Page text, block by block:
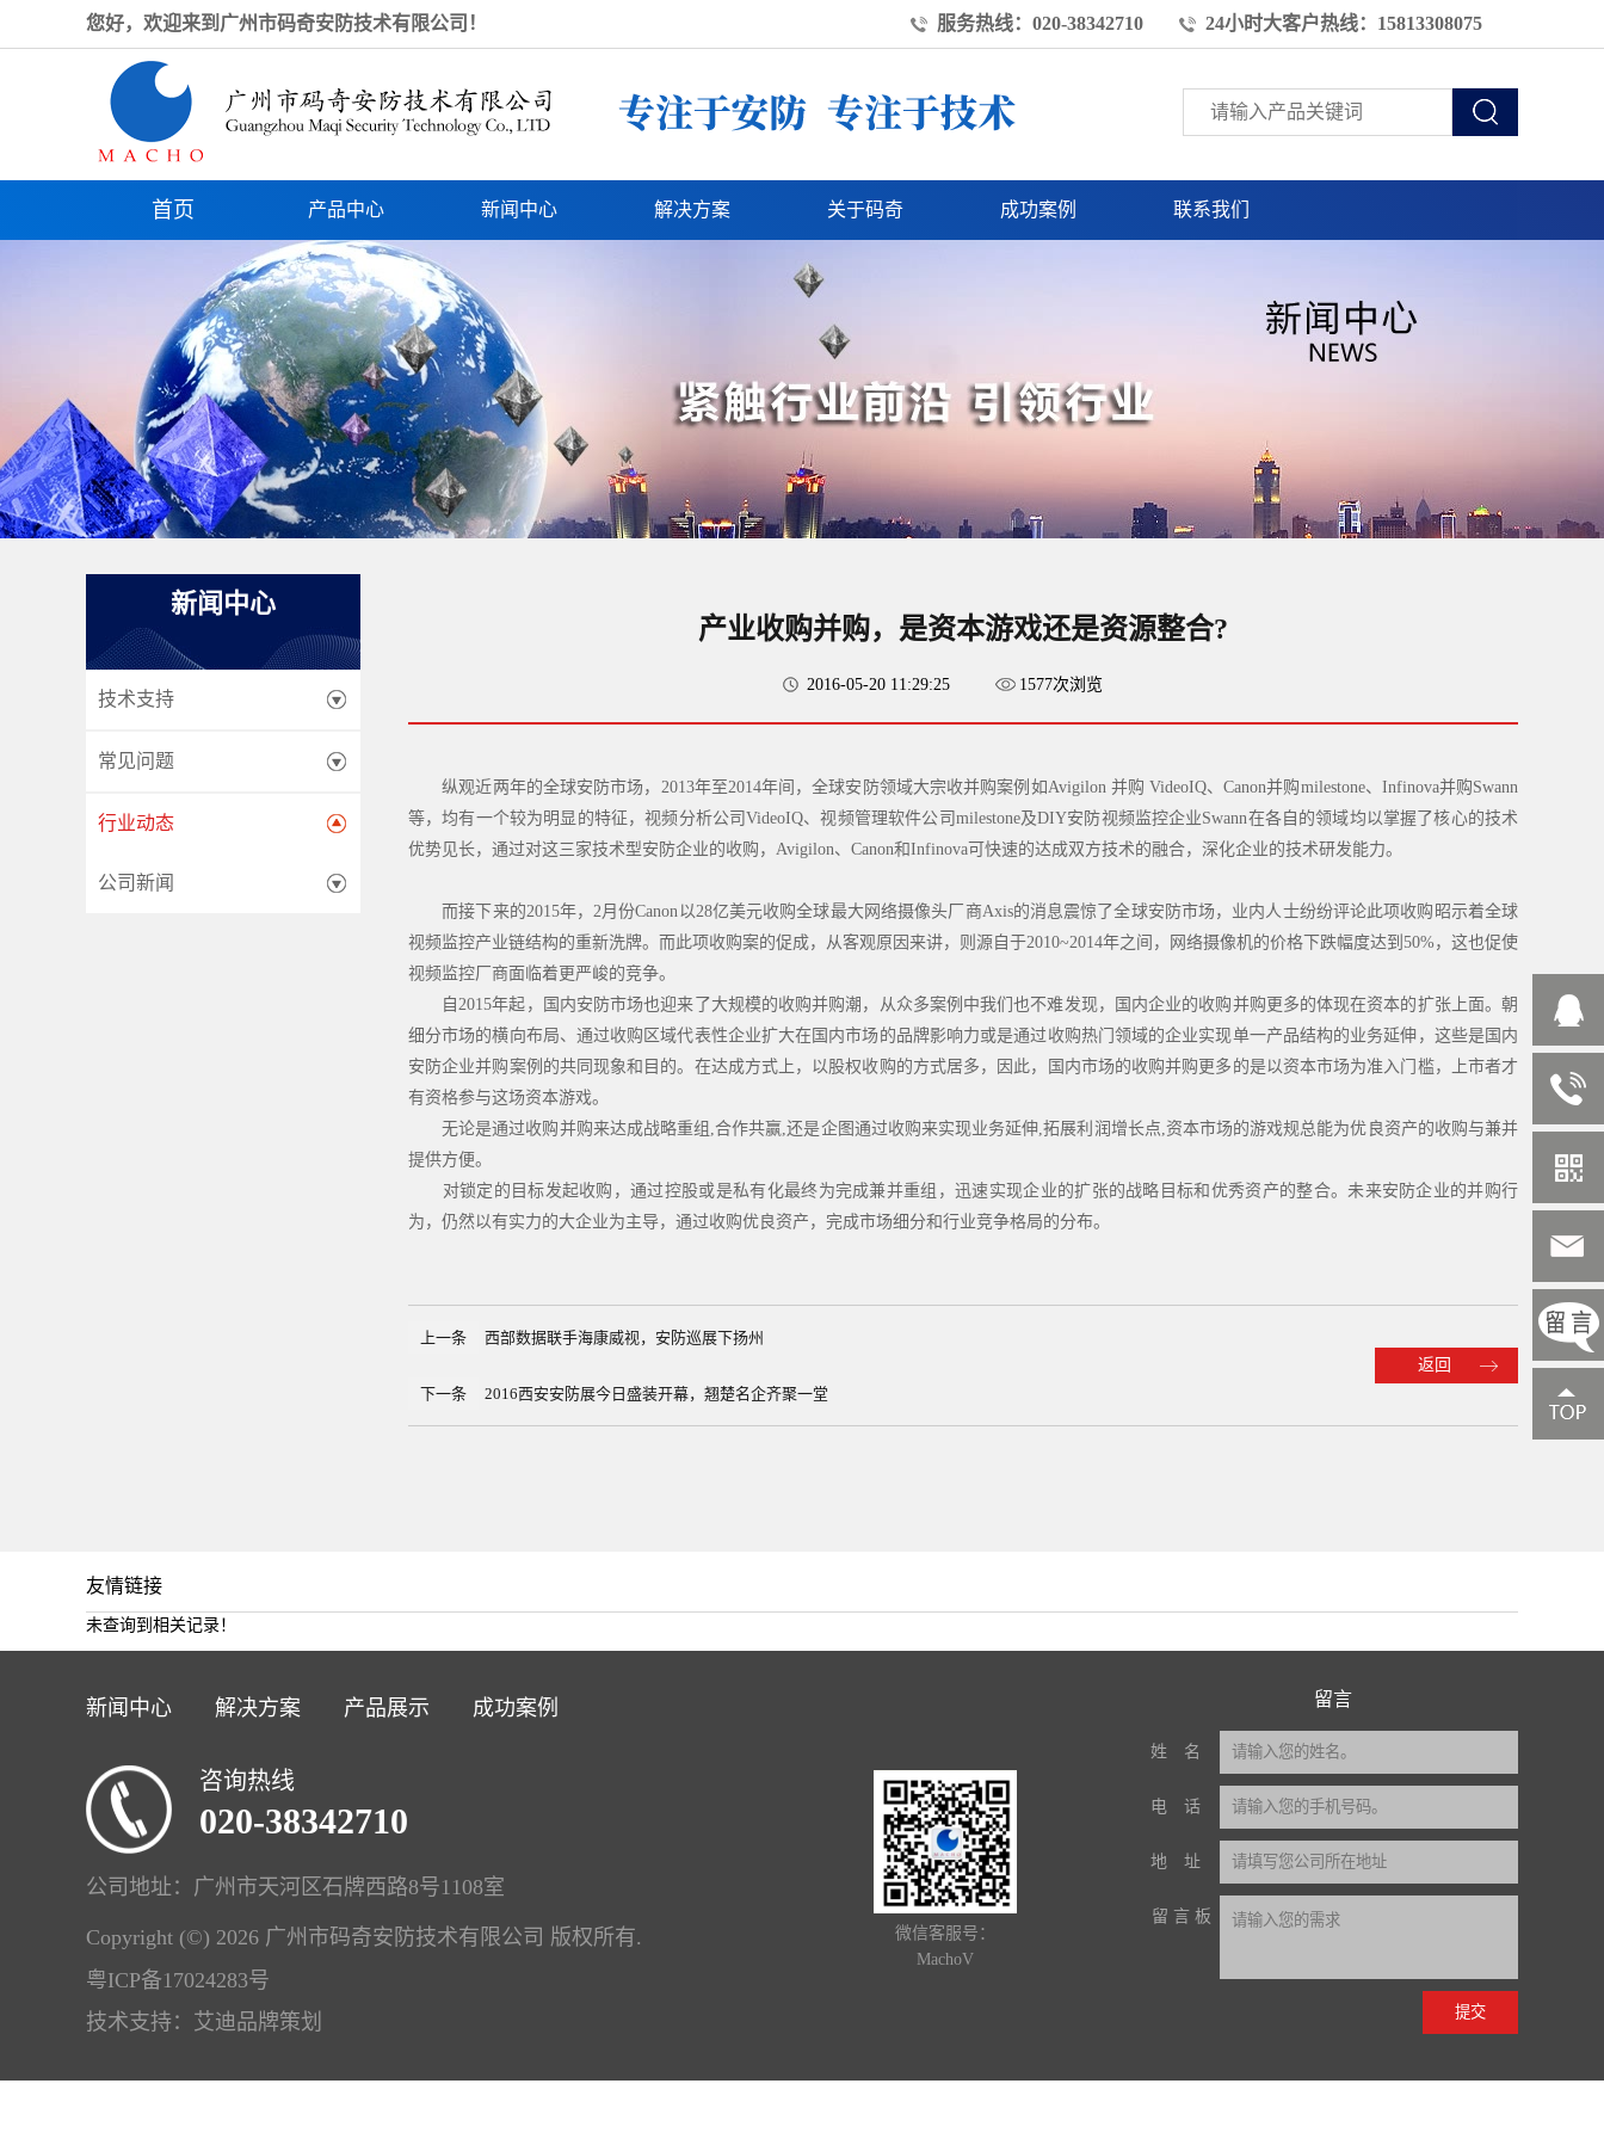
您好，欢迎来到广州市码奇安防技术有限公司！ 24小时大客户热线：15813308075
服务热线：020-38342710
首页 产品中心 新闻中心 解决方案 关于码奇 成功案例 联系我们
新闻中心
技术支持
常见问题
行业动态
公司新闻
产业收购并购，是资本游戏还是资源整合?
2016-05-20 11:29:25 1577次浏览
纵观近两年的全球安防市场，2013年至2014年间，全球安防领域大宗收并购案例如Avigilon 并购 VideoIQ、Canon并购milestone、Infinova并购Swann
等，均有一个较为明显的特征，视频分析公司VideoIQ、视频管理软件公司milestone及DIY安防视频监控企业Swann在各自的领域均以掌握了核心的技术
优势见长，通过对这三家技术型安防企业的收购，Avigilon、Canon和Infinova可快速的达成双方技术的融合，深化企业的技术研发能力。
而接下来的2015年，2月份Canon以28亿美元收购全球最大网络摄像头厂商Axis的消息震惊了全球安防市场，业内人士纷纷评论此项收购昭示着全球
视频监控产业链结构的重新洗牌。而此项收购案的促成，从客观原因来讲，则源自于2010~2014年之间，网络摄像机的价格下跌幅度达到50%，这也促使
视频监控厂商面临着更严峻的竞争。
自2015年起，国内安防市场也迎来了大规模的收购并购潮，从众多案例中我们也不难发现，国内企业的收购并购更多的体现在资本的扩张上面。朝
细分市场的横向布局、通过收购区域代表性企业扩大在国内市场的品牌影响力或是通过收购热门领域的企业实现单一产品结构的业务延伸，这些是国内
安防企业并购案例的共同现象和目的。在达成方式上，以股权收购的方式居多，因此，国内市场的收购并购更多的是以资本市场为准入门槛，上市者才
有资格参与这场资本游戏。
无论是通过收购并购来达成战略重组,合作共赢,还是企图通过收购来实现业务延伸,拓展利润增长点,资本市场的游戏规总能为优良资产的收购与兼并
提供方便。
对锁定的目标发起收购，通过控股或是私有化最终为完成兼并重组，迅速实现企业的扩张的战略目标和优秀资产的整合。未来安防企业的并购行
为，仍然以有实力的大企业为主导，通过收购优良资产，完成市场细分和行业竞争格局的分布。
返回
上一条 西部数据联手海康威视，安防巡展下扬州
下一条 2016西安安防展今日盛装开幕，翘楚名企齐聚一堂
友情链接
未查询到相关记录！
新闻中心 解决方案 产品展示 成功案例
咨询热线
020-38342710
公司地址：广州市天河区石牌西路8号1108室
Copyright (©) 2026 广州市码奇安防技术有限公司 版权所有.
粤ICP备17024283号
技术支持：艾迪品牌策划
微信客服号：
MachoV
留言
姓名
电话
地址
留言板
提交